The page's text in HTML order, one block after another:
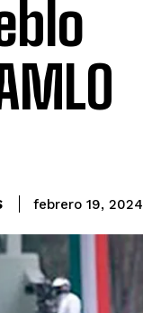
febrero 19, 2024